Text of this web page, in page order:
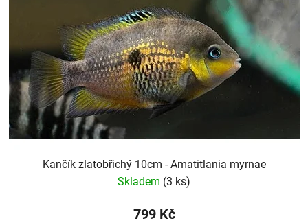
Kančík zlatobřichý 10cm - Amatitlania myrnae
Skladem (3 ks)
799 Kč